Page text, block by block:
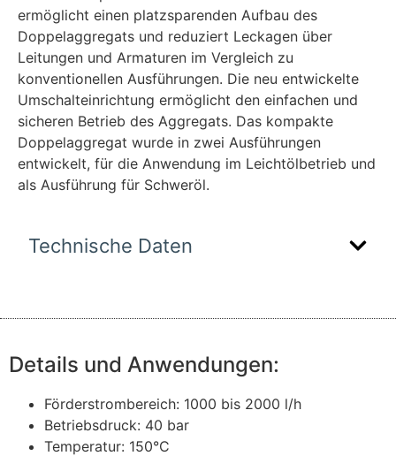
ermöglicht einen platzsparenden Aufbau des
Doppelaggregats und reduziert Leckagen über
Leitungen und Armaturen im Vergleich zu
konventionellen Ausführungen. Die neu entwickelte
Umschalteinrichtung ermöglicht den einfachen und
sicheren Betrieb des Aggregats. Das kompakte
Doppelaggregat wurde in zwei Ausführungen
entwickelt, für die Anwendung im Leichtölbetrieb und
als Ausführung für Schweröl.
Technische Daten
Details und Anwendungen:
Förderstrombereich: 1000 bis 2000 l/h
Betriebsdruck: 40 bar
Temperatur: 150°C